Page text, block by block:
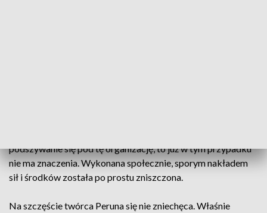
podszywanie się pod tę organizację, to już w tym przypadku
nie ma znaczenia. Wykonana społecznie, sporym nakładem
sił i środków została po prostu zniszczona.
Na szczęście twórca Peruna się nie zniechęca. Właśnie